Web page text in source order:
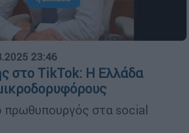
23:46
στο TikTok: Η Ελλάδα
πρωθυπουργός στα social